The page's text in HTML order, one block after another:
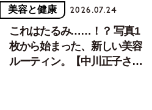
美容と健康 2026.07.24
これはたるみ……！？ 写真1
枚から始まった、新しい美容
ルーティン。【中川正子さん